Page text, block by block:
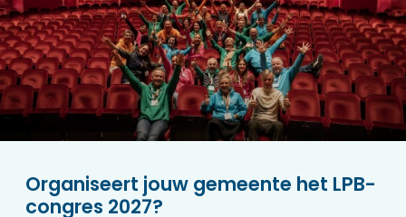
Organiseert jouw gemeente het LPB-
congres 2027?